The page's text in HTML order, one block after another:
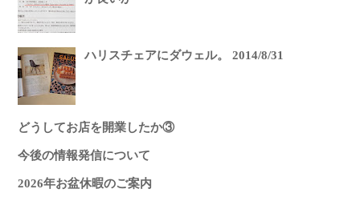
ハリスチェアにダウェル。 2014/8/31
どうしてお店を開業したか③
今後の情報発信について
2026年お盆休暇のご案内